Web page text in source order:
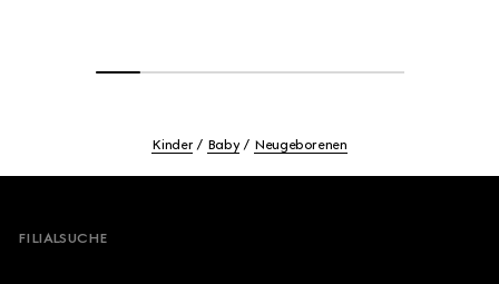
Kinder Baby Neugeborenen
FILIALSUCHE